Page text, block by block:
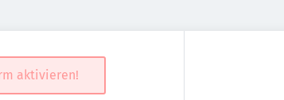
aktivieren!